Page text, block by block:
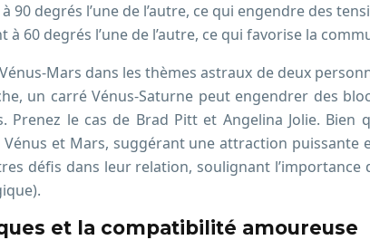
90 degrés l’une de l’autre, ce qui engendre des
à 60 degrés l’une de l’autre, ce qui favorise la
Mars dans les thèmes astraux de deux
un carré Vénus-Saturne peut engendrer des
Prenez le cas de Brad Pitt et Angelina Jolie.
et Mars, suggérant une attraction
défis dans leur relation, soulignant
et la compatibilité amoureuse